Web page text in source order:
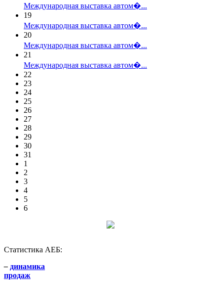
Международная выставка автом�...
19
Международная выставка автом�...
20
Международная выставка автом�...
21
Международная выставка автом�...
22
23
24
25
26
27
28
29
30
31
1
2
3
4
5
6
Статистика АЕБ:
– динамика
продаж